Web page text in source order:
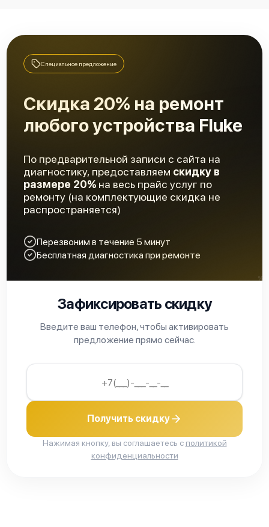
Специальное предложение
Скидка 20% на ремонт
любого устройства Fluke
По предварительной записи с сайта на
диагностику, предоставляем скидку в
размере 20% на весь прайс услуг по
ремонту (на комплектующие скидка не
распространяется)
Перезвоним в течение 5 минут
Бесплатная диагностика при ремонте
Зафиксировать скидку
Введите ваш телефон, чтобы активировать
предложение прямо сейчас.
Получить скидку
Нажимая кнопку, вы соглашаетесь с политикой
конфиденциальности